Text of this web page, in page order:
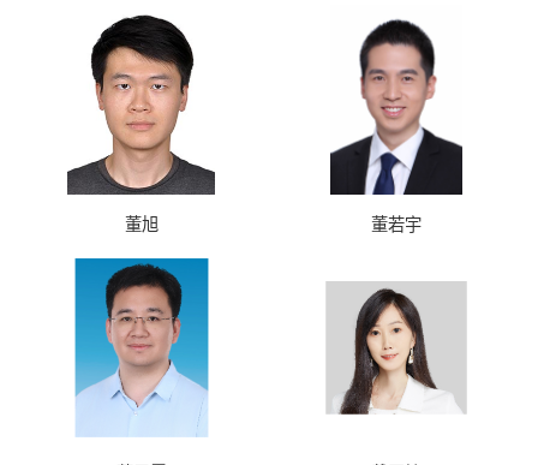
董旭 董若宇